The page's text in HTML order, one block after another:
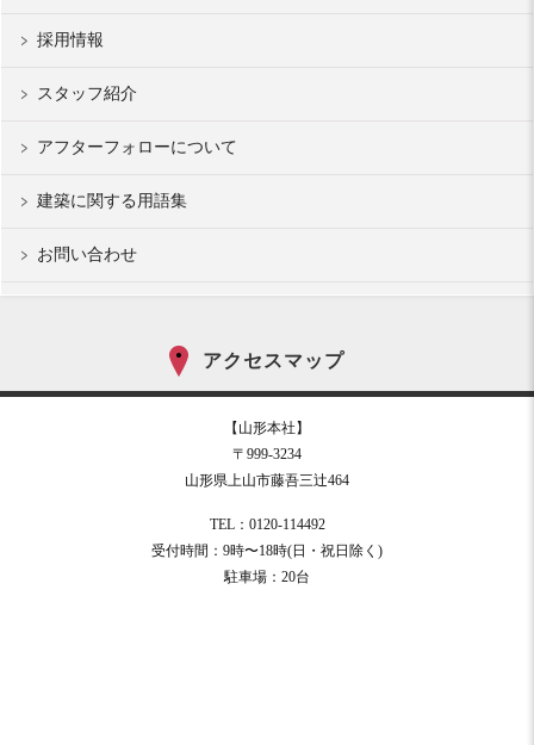
採用情報
スタッフ紹介
アフターフォローについて
建築に関する用語集
お問い合わせ
アクセスマップ
【山形本社】
〒999-3234
山形県上山市藤吾三辻464
TEL：0120-114492
受付時間：9時〜18時(日・祝日除く)
駐車場：20台